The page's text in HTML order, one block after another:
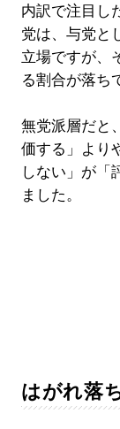
内訳で注目し
党は、与党と
立場ですが、
る割合が落ち
無党派層だと
価する」より
しない」が「
ました。
はがれ落